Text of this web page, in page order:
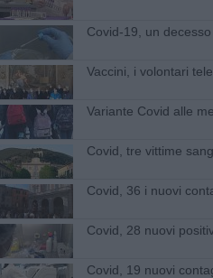
Covid-19, un
Vaccini, i volontari
Variante Covid alle
Covid, tre vittime
Covid, 36 i nuovi
Covid, 28 nuovi
Covid, 19 nuovi